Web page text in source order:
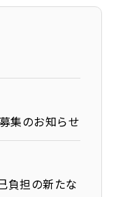
集のお知らせ
負担の新たな